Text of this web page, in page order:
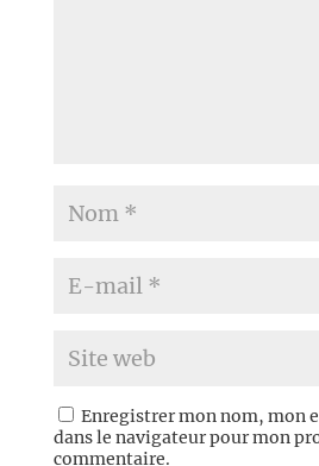
Enregistrer mon nom, mon
dans le navigateur pour mon
commentaire.